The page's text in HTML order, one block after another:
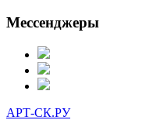
Мессенджеры
АРТ-СК.РУ